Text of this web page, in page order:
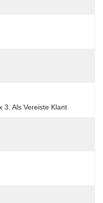
3. Als Vereiste Klant